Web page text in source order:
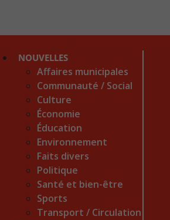
NOUVELLES
Affaires municipales
Communauté / Social
Culture
Économie
Éducation
Environnement
Faits divers
Politique
Santé et bien-être
Sports
Transport / Circulation